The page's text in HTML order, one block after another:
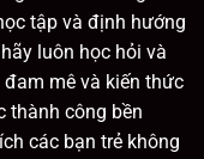
tập và định hướng
luôn học hỏi và
mê và kiến thức
thành công bền
các bạn trẻ không